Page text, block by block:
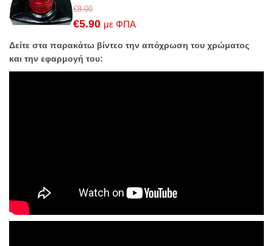
€8.00
Original
price
was:
€8.00.
€5.90Η
τρέχουσα
τιμή
είναι:
με ΦΠΑ
Δείτε στα παρακάτω βίντεο την απόχρωση του χρώματος
και την εφαρμογή του: